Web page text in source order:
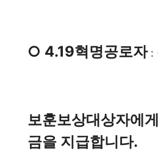
○ 4.19혁명공로자:
보훈보상대상자에
금을 지급합니다.